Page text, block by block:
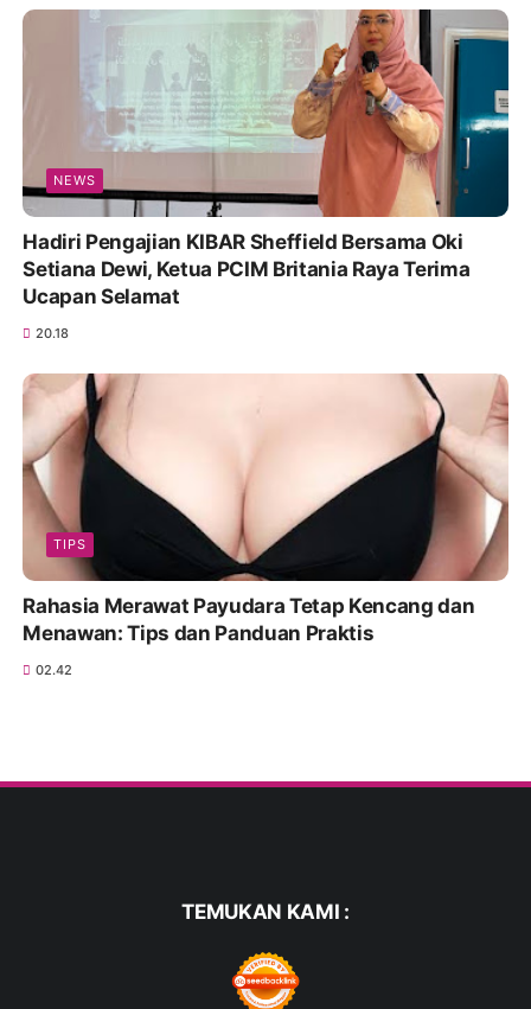
NEWS
Hadiri Pengajian KIBAR Sheffield Bersama Oki
Setiana Dewi, Ketua PCIM Britania Raya Terima
Ucapan Selamat
20.18
TIPS
Rahasia Merawat Payudara Tetap Kencang dan
Menawan: Tips dan Panduan Praktis
02.42
TEMUKAN KAMI :